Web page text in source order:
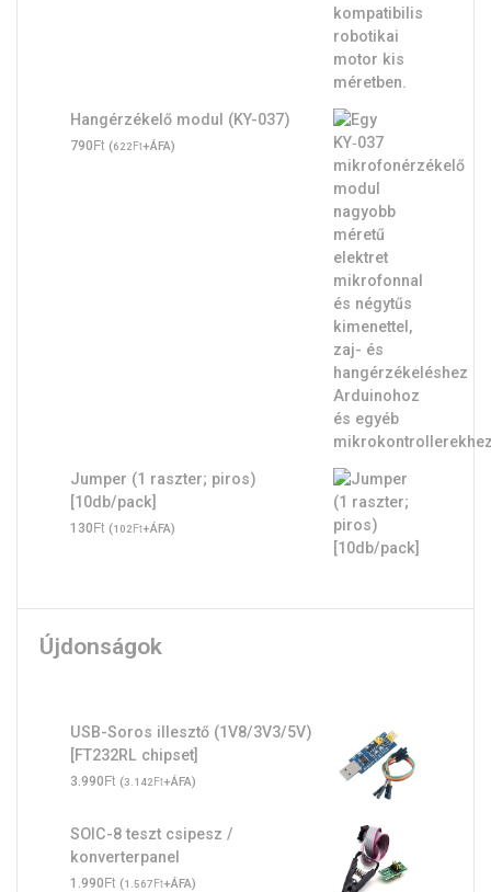
Hangérzékelő modul (KY-037)
790Ft (622Ft+ÁFA)
Jumper (1 raszter; piros)
[10db/pack]
130Ft (102Ft+ÁFA)
Újdonságok
USB-Soros illesztő (1V8/3V3/5V)
[FT232RL chipset]
3.990Ft (3.142Ft+ÁFA)
SOIC-8 teszt csipesz /
konverterpanel
1.990Ft (1.567Ft+ÁFA)